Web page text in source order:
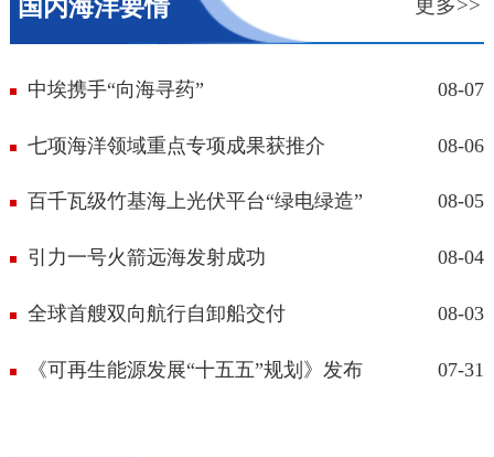
国内海洋要情 更多>>
中埃携手“向海寻药” 08-07
七项海洋领域重点专项成果获推介 08-06
百千瓦级竹基海上光伏平台“绿电绿造” 08-05
引力一号火箭远海发射成功 08-04
全球首艘双向航行自卸船交付 08-03
《可再生能源发展“十五五”规划》发布 07-31